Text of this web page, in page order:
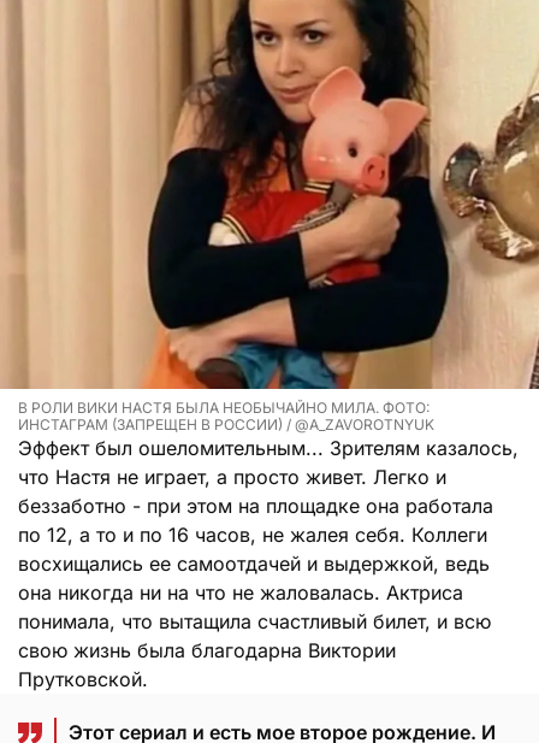
В РОЛИ ВИКИ НАСТЯ БЫЛА НЕОБЫЧАЙНО МИЛА. ФОТО:
ИНСТАГРАМ (ЗАПРЕЩЕН В РОССИИ) / @A_ZAVOROTNYUK
Эффект был ошеломительным... Зрителям казалось,
что Настя не играет, а просто живет. Легко и
беззаботно - при этом на площадке она работала
по 12, а то и по 16 часов, не жалея себя. Коллеги
восхищались ее самоотдачей и выдержкой, ведь
она никогда ни на что не жаловалась. Актриса
понимала, что вытащила счастливый билет, и всю
свою жизнь была благодарна Виктории
Прутковской.
Этот сериал и есть мое второе рождение. И